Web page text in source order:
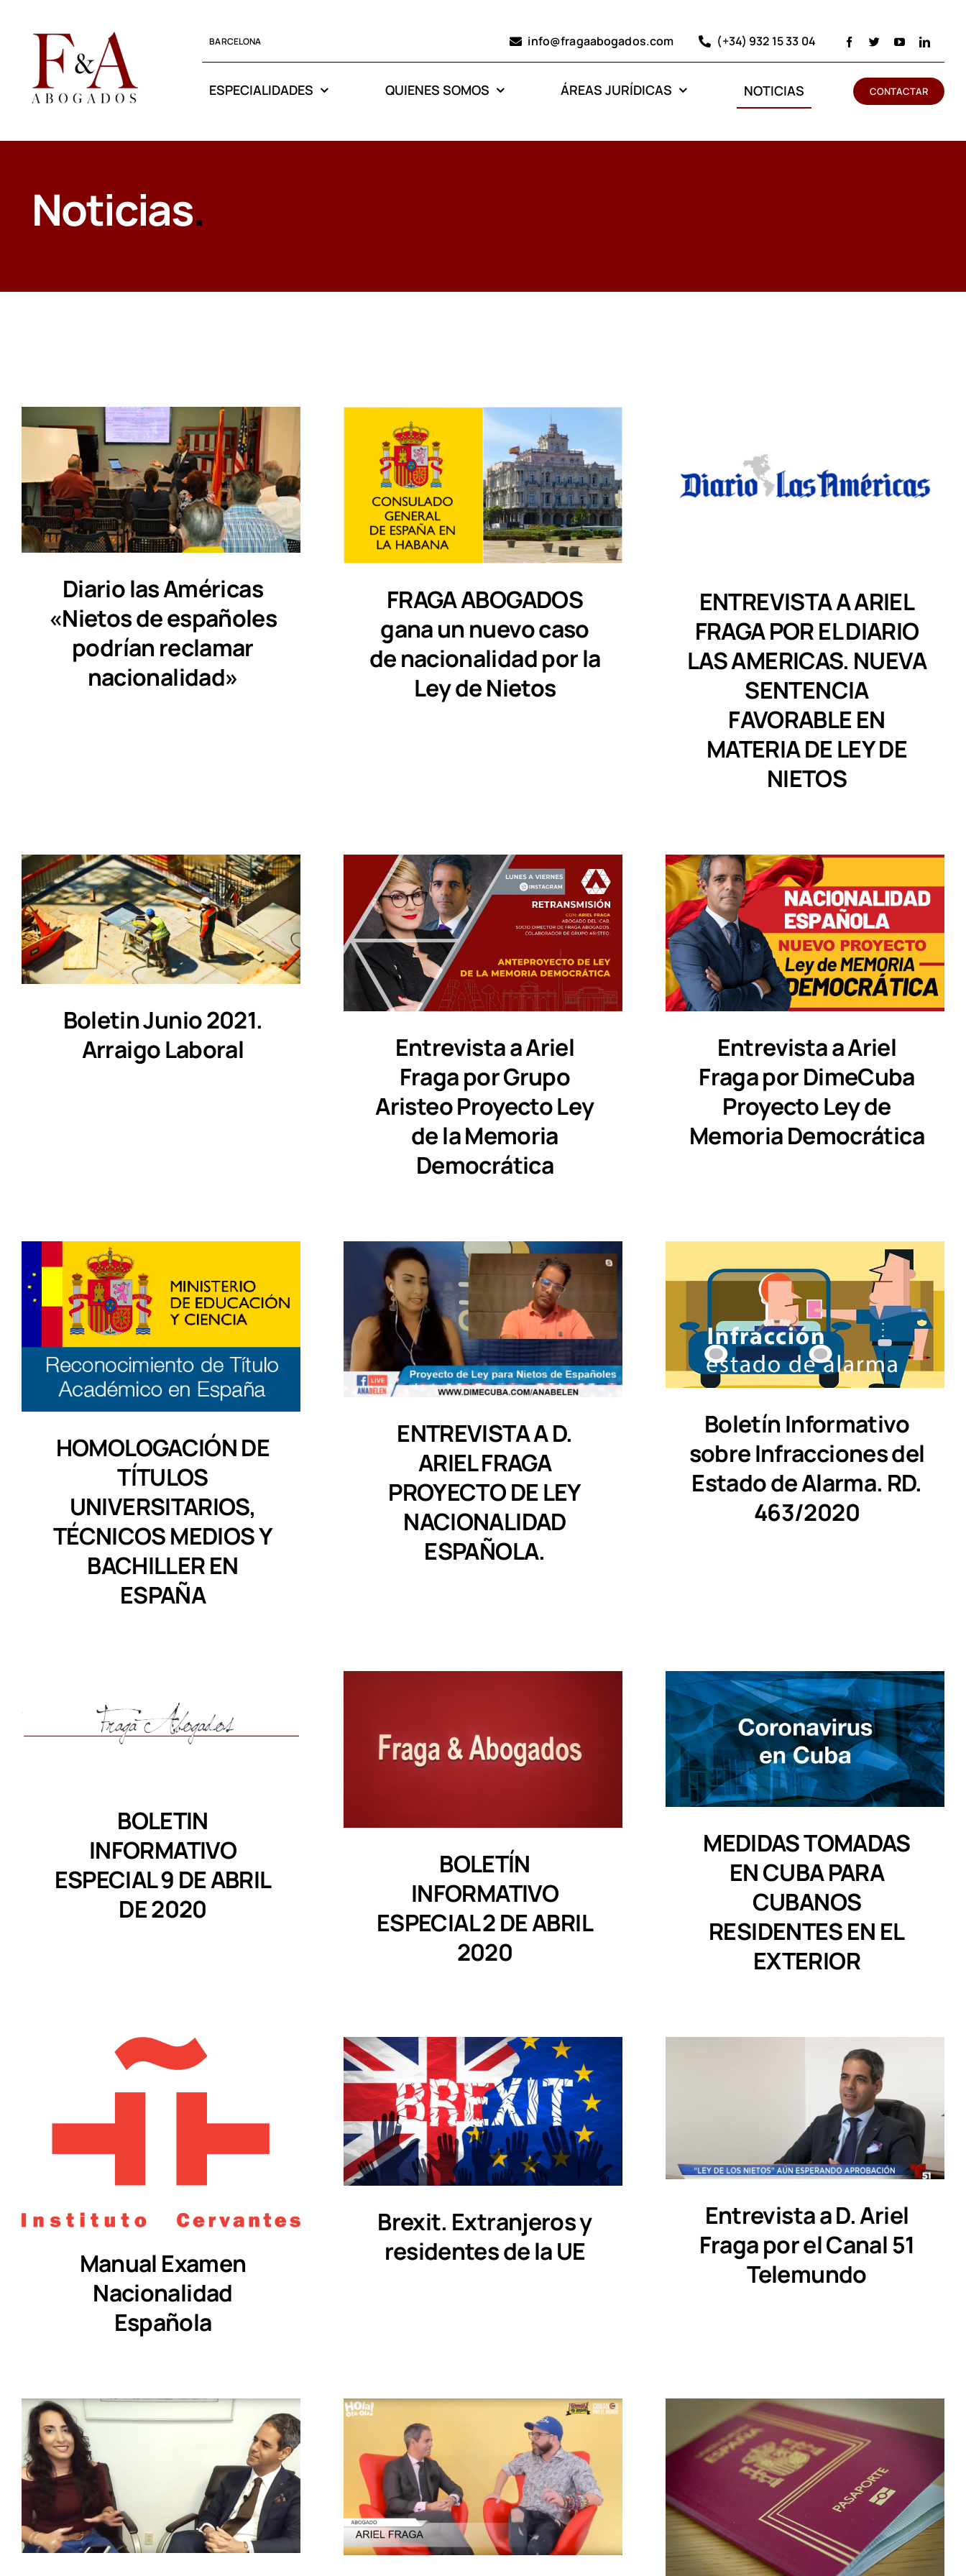
contenido
BARCELONA info@fragaabogados.com (+34) 932 15 33 04
ESPECIALIDADES QUIENES SOMOS ÁREAS JURÍDICAS NOTICIAS CONTACTAR
Noticias.
Diario las Américas
«Nietos de españoles
podrían reclamar
nacionalidad»
FRAGA ABOGADOS
gana un nuevo caso
de nacionalidad por la
Ley de Nietos
ENTREVISTA A ARIEL
FRAGA POR EL DIARIO
LAS AMERICAS. NUEVA
SENTENCIA
FAVORABLE EN
MATERIA DE LEY DE
NIETOS
Boletin Junio 2021.
Arraigo Laboral
Entrevista a Ariel
Fraga por Grupo
Aristeo Proyecto Ley
de la Memoria
Democrática
Entrevista a Ariel
Fraga por DimeCuba
Proyecto Ley de
Memoria Democrática
HOMOLOGACIÓN DE
TÍTULOS
UNIVERSITARIOS,
TÉCNICOS MEDIOS Y
BACHILLER EN
ESPAÑA
ENTREVISTA A D.
ARIEL FRAGA
PROYECTO DE LEY
NACIONALIDAD
ESPAÑOLA.
Boletín Informativo
sobre Infracciones del
Estado de Alarma. RD.
463/2020
BOLETIN
INFORMATIVO
ESPECIAL 9 DE ABRIL
DE 2020
BOLETÍN
INFORMATIVO
ESPECIAL 2 DE ABRIL
2020
MEDIDAS TOMADAS
EN CUBA PARA
CUBANOS
RESIDENTES EN EL
EXTERIOR
Manual Examen
Nacionalidad
Española
Brexit. Extranjeros y
residentes de la UE
Entrevista a D. Ariel
Fraga por el Canal 51
Telemundo